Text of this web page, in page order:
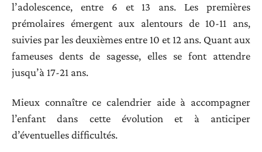
l’adolescence, entre 6 et 13 ans. Les premières
prémolaires émergent aux alentours de 10-11 ans,
suivies par les deuxièmes entre 10 et 12 ans. Quant aux
fameuses dents de sagesse, elles se font attendre
jusqu’à 17-21 ans.
Mieux connaître ce calendrier aide à accompagner
l’enfant dans cette évolution et à anticiper
d’éventuelles difficultés.